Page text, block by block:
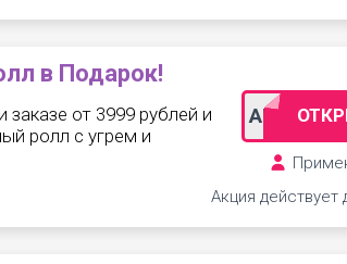
в Подарок!
от 3999 рублей и
ролл с угрем и
ADMNG
Акция действует